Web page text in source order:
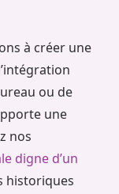
à créer une
ou de
une
nos
digne d’un
historiques